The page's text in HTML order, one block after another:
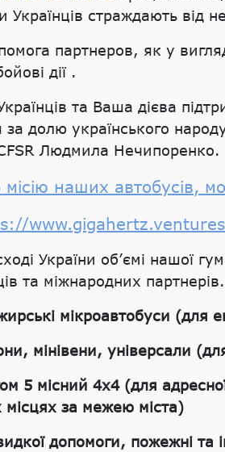
Українців страждають від
партнеров, як у
дії .
та Ваша дієва
за долю українського
Людмила Нечипоренко.
місію наших автобусів,
України об’ємі нашої
та міжнародних
мікроавтобуси (для
мінівени, універсали
5 місний 4х4 (для
за межею міста)
допомоги, пожежні